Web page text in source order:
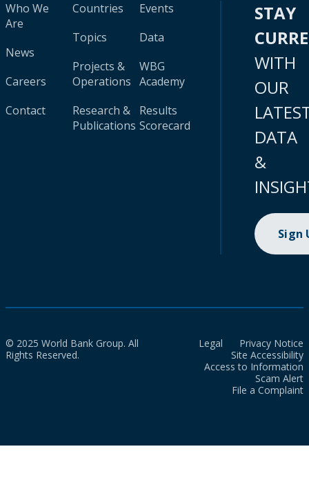
Who We
Are
News
Careers
Contact
Countries
Topics
Projects &
Operations
Research &
Publications
Events
Data
WBG
Academy
Results
Scorecard
STAY
WITH
OUR
DATA
&
Sign
© 2025 World Bank Group. All
Rights Reserved.
Legal
Privacy Notice
Site Accessibility
Access to Information
Scam Alert
File a Complaint